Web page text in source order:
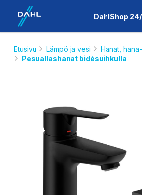
DahlShop
Etusivu Lämpö ja vesi
Hanat,
Pesuallashanat bidésuihkulla